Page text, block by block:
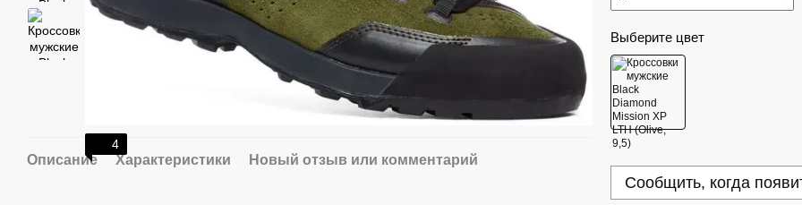
4
Описание Характеристики Новый отзыв или комментарий
Выберите цвет
Сообщить, когда